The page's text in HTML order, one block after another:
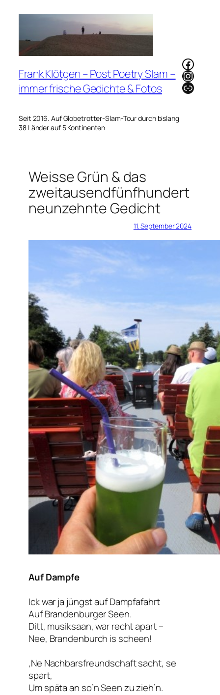
Frank Klötgen – Post Poetry Slam –
immer frische Gedichte & Fotos
Seit 2016. Auf Globetrotter-Slam-Tour durch bislang
38 Länder auf 5 Kontinenten
Link
Weisse Grün & das
zweitausendfünfhundert
neunzehnte Gedicht
11. September 2024
Auf Dampfe
Ick war ja jüngst auf Dampfafahrt
Auf Brandenburger Seen.
Ditt, musiksaan, war recht apart –
Nee, Brandenburch is scheen!
‚Ne Nachbarsfreundschaft sacht, se
spart,
Um späta an so’n Seen zu zieh’n.